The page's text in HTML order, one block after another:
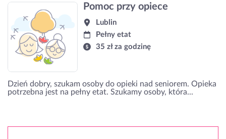
Pomoc przy opiece
Lublin
Pełny etat
35 zł za godzinę
Dzień dobry, szukam osoby do opieki nad seniorem. Opieka
potrzebna jest na pełny etat. Szukamy osoby, która...